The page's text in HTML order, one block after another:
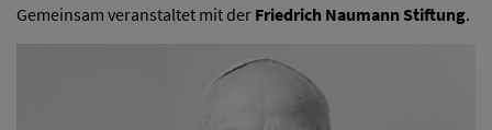
Gemeinsam veranstaltet mit der Friedrich Naumann Stiftung.